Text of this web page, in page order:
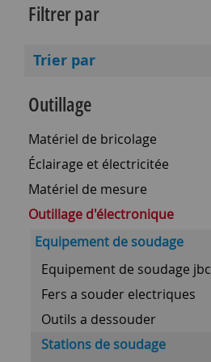
Filtrer par
Trier par
Outillage
Matériel de bricolage
Éclairage et électricitée
Matériel de mesure
Outillage d'électronique
Equipement de soudage
Equipement de soudage jbc
Fers a souder electriques
Outils a dessouder
Stations de soudage